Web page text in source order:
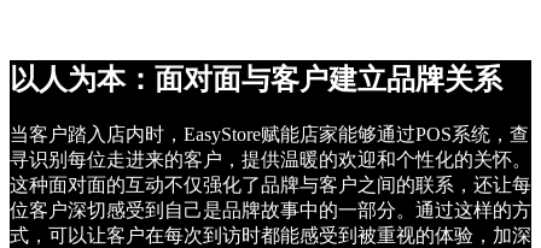
以人为本：面对面与客户建立品牌关系
当客户踏入店内时，EasyStore赋能店家能够通过POS系统，查
寻识别每位走进来的客户，提供温暖的欢迎和个性化的关怀。
这种面对面的互动不仅强化了品牌与客户之间的联系，还让每
位客户深切感受到自己是品牌故事中的一部分。通过这样的方
式，可以让客户在每次到访时都能感受到被重视的体验，加深